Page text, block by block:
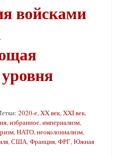
войсками
2020-е,XX век,XXI век,
,избранное,империализм,
,НАТО,неоколониализм,
,США,Франция,ФРГ,Южная